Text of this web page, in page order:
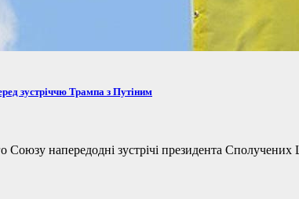
зустріччю Трампа з Путіним
напередодні зустрічі президента